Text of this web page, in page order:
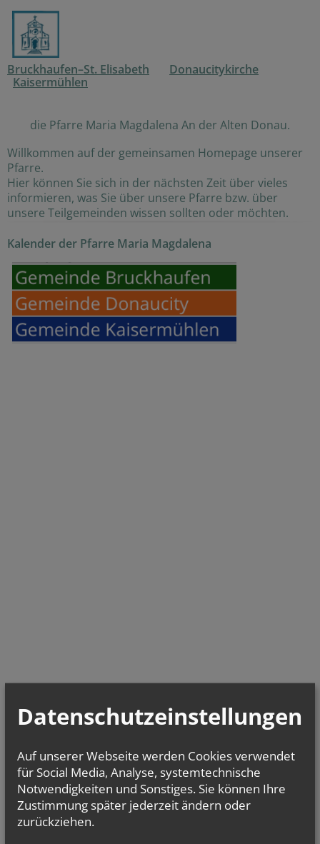
Bruckhaufen–St. Elisabeth
Donaucitykirche
Kaisermühlen
die Pfarre Maria Magdalena An der Alten Donau.
Willkommen auf der gemeinsamen Homepage unserer
Pfarre.
Hier können Sie sich in der nächsten Zeit über vieles
informieren, was Sie über unsere Pfarre bzw. über
unsere Teilgemeinden wissen sollten oder möchten.
Kalender der Pfarre Maria Magdalena
Datenschutzeinstellungen
Auf unserer Webseite werden Cookies verwendet
für Social Media, Analyse, systemtechnische
Notwendigkeiten und Sonstiges. Sie können Ihre
Zustimmung später jederzeit ändern oder
zurückziehen.